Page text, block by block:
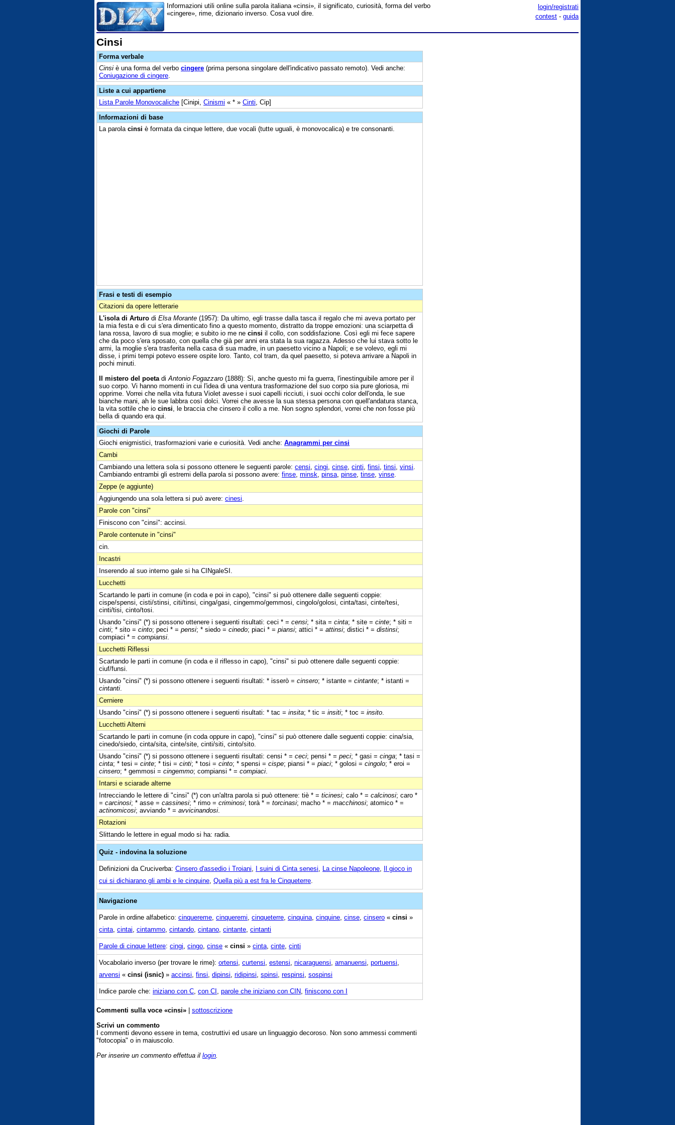
login/registrati
contest - guida
Informazioni utili online sulla parola italiana «cinsi», il significato, curiosità, forma del verbo
«cingere», rime, dizionario inverso. Cosa vuol dire.
Cinsi
Forma verbale
Cinsi è una forma del verbo cingere (prima persona singolare dell'indicativo passato remoto). Vedi anche:
Coniugazione di cingere
Liste a cui appartiene
Lista Parole Monovocaliche [Cinipi, Cinismi « * » Cinti , Cip]
Informazioni di base
La parola cinsi è formata da cinque lettere, due vocali (tutte uguali, è monovocalica) e tre consonanti.
Frasi e testi di esempio
Citazioni da opere letterarie
L'isola di Arturo di Elsa Morante (1957): Da ultimo, egli trasse dalla tasca il regalo che mi aveva portato per
la mia festa e di cui s'era dimenticato fino a questo momento, distratto da troppe emozioni: una sciarpetta di
lana rossa, lavoro di sua moglie; e subito io me ne cinsi il collo, con soddisfazione. Così egli mi fece sapere
che da poco s'era sposato, con quella che già per anni era stata la sua ragazza. Adesso che lui stava sotto le
armi, la moglie s'era trasferita nella casa di sua madre, in un paesetto vicino a Napoli; e se volevo, egli mi
disse, i primi tempi potevo essere ospite loro. Tanto, col tram, da quel paesetto, si poteva arrivare a Napoli in
pochi minuti.
Il mistero del poeta di Antonio Fogazzaro (1888): Sì, anche questo mi fa guerra, l'inestinguibile amore per il
suo corpo. Vi hanno momenti in cui l'idea di una ventura trasformazione del suo corpo sia pure gloriosa, mi
opprime. Vorrei che nella vita futura Violet avesse i suoi capelli ricciuti, i suoi occhi color dell'onda, le sue
bianche mani, ah le sue labbra così dolci. Vorrei che avesse la sua stessa persona con quell'andatura stanca,
la vita sottile che io cinsi , le braccia che cinsero il collo a me. Non sogno splendori, vorrei che non fosse più
bella di quando era qui.
Giochi di Parole
Giochi enigmistici, trasformazioni varie e curiosità. Vedi anche: Anagrammi per cinsi
Cambi
Cambiando una lettera sola si possono ottenere le seguenti parole: censi cingi cinse cinti finsi tinsi vinsi
Cambiando entrambi gli estremi della parola si possono avere: finse minsk pinsa pinse tinse vinse
Zeppe (e aggiunte)
Aggiungendo una sola lettera si può avere: cinesi
Parole con "cinsi"
Finiscono con "cinsi": accinsi.
Parole contenute in "cinsi"
cin.
Incastri
Inserendo al suo interno gale si ha CINgaleSI.
Lucchetti
Scartando le parti in comune (in coda e poi in capo), "cinsi" si può ottenere dalle seguenti coppie:
cispe/spensi, cisti/stinsi, citi/tinsi, cinga/gasi, cingemmo/gemmosi, cingolo/golosi, cinta/tasi, cinte/tesi,
cinti/tisi, cinto/tosi.
Usando "cinsi" (*) si possono ottenere i seguenti risultati: ceci * = censi; * sita = cinta; * site = cinte; * siti =
cinti; * sito = cinto; peci * = pensi; * siedo = cinedo; piaci * = piansi; attici * = attinsi; distici * = distinsi;
compiaci * = compiansi
Lucchetti Riflessi
Scartando le parti in comune (in coda e il riflesso in capo), "cinsi" si può ottenere dalle seguenti coppie:
ciuf/funsi.
Usando "cinsi" (*) si possono ottenere i seguenti risultati: * isserò = cinsero; * istante = cintante; * istanti =
cintanti
Cerniere
Usando "cinsi" (*) si possono ottenere i seguenti risultati: * tac = insita; * tic = insiti; * toc = insito
Lucchetti Alterni
Scartando le parti in comune (in coda oppure in capo), "cinsi" si può ottenere dalle seguenti coppie: cina/sia,
cinedo/siedo, cinta/sita, cinte/site, cinti/siti, cinto/sito.
Usando "cinsi" (*) si possono ottenere i seguenti risultati: censi * = ceci; pensi * = peci; * gasi = cinga; * tasi =
cinta; * tesi = cinte; * tisi = cinti; * tosi = cinto; * spensi = cispe; piansi * = piaci; * golosi = cingolo; * eroi =
cinsero; * gemmosi = cingemmo; compiansi * = compiaci
Intarsi e sciarade alterne
Intrecciando le lettere di "cinsi" (*) con un'altra parola si può ottenere: tiè * = ticinesi; calo * = calcinosi; caro *
= carcinosi; * asse = cassinesi; * rimo = criminosi; torà * = torcinasi; macho * = macchinosi; atomico * =
actinomicosi; avviando * = avvicinandosi
Rotazioni
Slittando le lettere in egual modo si ha: radia.
Quiz - indovina la soluzione
Definizioni da Cruciverba: Cinsero d'assedio i Troiani I suini di Cinta senesi La cinse Napoleone Il gioco in
cui si dichiarano gli ambi e le cinquine Quella più a est fra le Cinqueterre
Navigazione
Parole in ordine alfabetico: cinquereme cinqueremi cinqueterre cinquina cinquine cinse cinsero « cinsi »
cinta cintai cintammo cintando cintano cintante cintanti
Parole di cinque lettere: cingi cingo cinse « cinsi » cinta cinte cinti
Vocabolario inverso (per trovare le rime): ortensi curtensi estensi nicaraguensi amanuensi portuensi
arvensi « cinsi (isnic) » accinsi finsi dipinsi ridipinsi spinsi respinsi sospinsi
Indice parole che: iniziano con C con CI parole che iniziano con CIN finiscono con I
Commenti sulla voce «cinsi» | sottoscrizione
Scrivi un commento
I commenti devono essere in tema, costruttivi ed usare un linguaggio decoroso. Non sono ammessi commenti
"fotocopia" o in maiuscolo.
Per inserire un commento effettua il login